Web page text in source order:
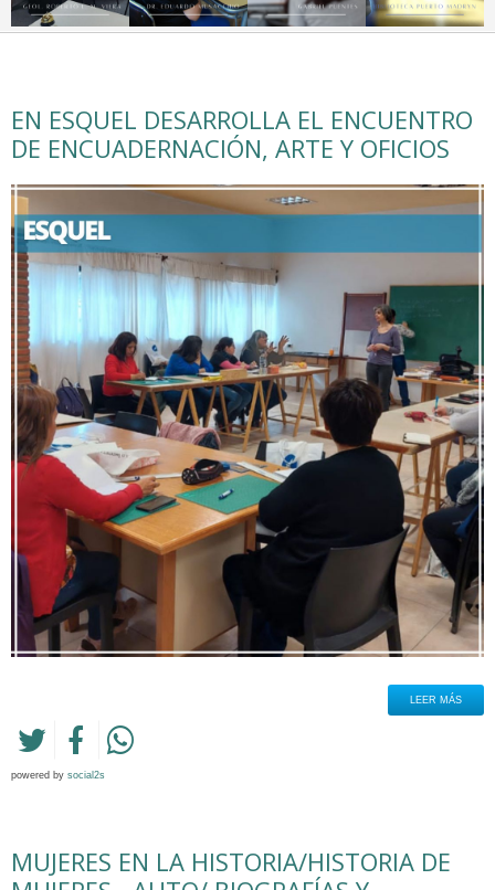
EN ESQUEL DESARROLLA EL ENCUENTRO
DE ENCUADERNACIÓN, ARTE Y OFICIOS
LEER MÁS
powered by social2s
MUJERES EN LA HISTORIA/HISTORIA DE